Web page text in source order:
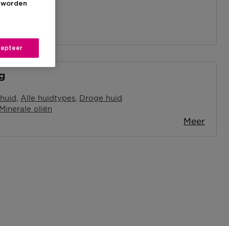
Alle huidtypes Droge huid
Minerale oliën
Meer